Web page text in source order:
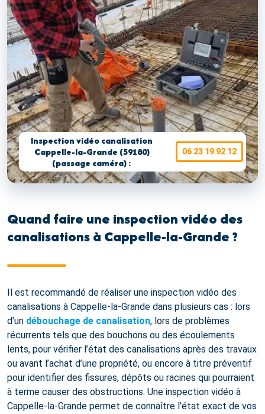
Inspection vidéo canalisation
Cappelle-la-Grande (59180)
(passage caméra) :
06 23 19 92 12
Quand faire une inspection vidéo des
canalisations à Cappelle-la-Grande ?
Il est recommandé de réaliser une inspection vidéo des
canalisations à Cappelle-la-Grande dans plusieurs cas : lors
d'un débouchage de canalisation, lors de problèmes
récurrents tels que des bouchons ou des écoulements
lents, pour vérifier l’état des canalisations après des travaux
ou avant l’achat d’une propriété, ou encore à titre préventif
pour identifier des fissures, dépôts ou racines qui pourraient
à terme causer des obstructions. Une inspection vidéo à
Cappelle-la-Grande permet de connaître l’état exact de vos